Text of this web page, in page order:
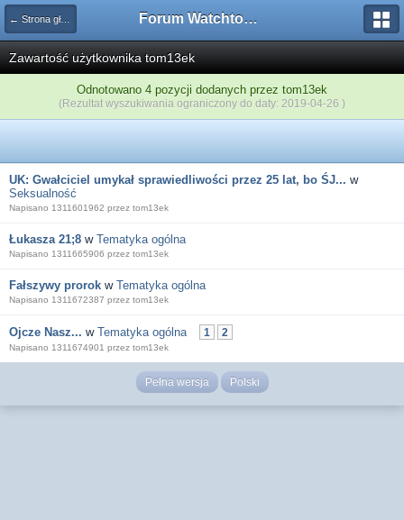
← Strona główna Forum Watchtower
Zawartość użytkownika tom13ek
Odnotowano 4 pozycji dodanych przez tom13ek
(Rezultat wyszukiwania ograniczony do daty: 2019-04-26 )
UK: Gwałciciel umykał sprawiedliwości przez 25 lat, bo ŚJ... w
Seksualność
Napisano 1311601962 przez tom13ek
Łukasza 21;8 w Tematyka ogólna
Napisano 1311665906 przez tom13ek
Fałszywy prorok w Tematyka ogólna
Napisano 1311672387 przez tom13ek
Ojcze Nasz... w Tematyka ogólna 1 2
Napisano 1311674901 przez tom13ek
Pełna wersja Polski